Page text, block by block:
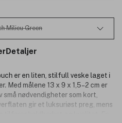
Milieu Green
Detaljer
er en liten, stilfull veske laget i
Med målene 13 x 9 x 1,5–2 cm er
nødvendigheter som kort,
gir et luksuriøst preg, mens